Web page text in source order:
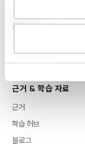
플랫폼
근거 & 학습 자료
근거
학습 허브
블로그